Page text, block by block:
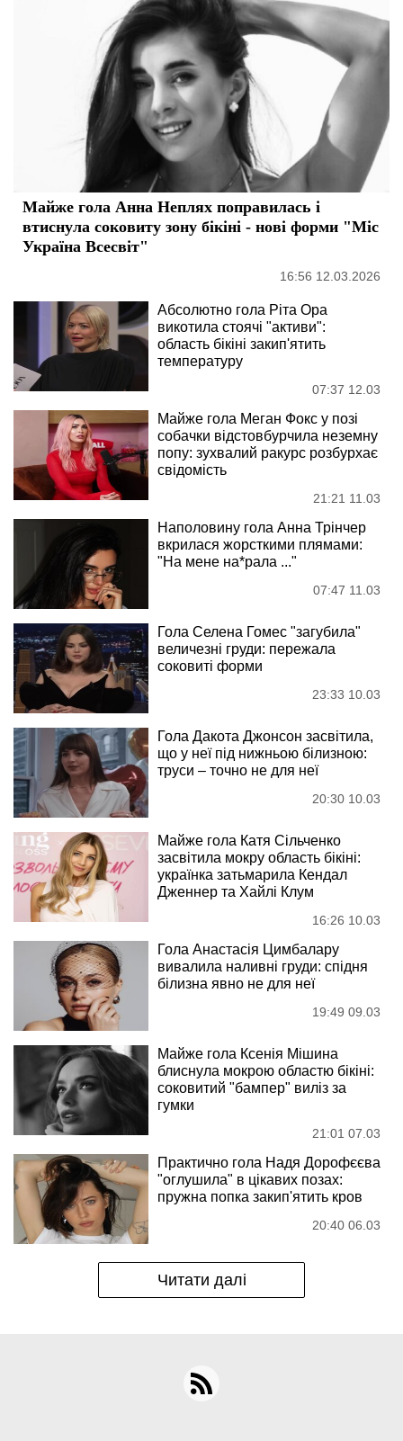
Майже гола Анна Неплях поправилась і
втиснула соковиту зону бікіні - нові форми "Міс
Україна Всесвіт"
16:56 12.03.2026
Абсолютно гола Ріта Ора
викотила стоячі "активи":
область бікіні закип'ятить
температуру
07:37 12.03
Майже гола Меган Фокс у позі
собачки відстовбурчила неземну
попу: зухвалий ракурс розбурхає
свідомість
21:21 11.03
Наполовину гола Анна Трінчер
вкрилася жорсткими плямами:
"На мене на*рала ..."
07:47 11.03
Гола Селена Гомес "загубила"
величезні груди: пережала
соковиті форми
23:33 10.03
Гола Дакота Джонсон засвітила,
що у неї під нижньою білизною:
труси – точно не для неї
20:30 10.03
Майже гола Катя Сільченко
засвітила мокру область бікіні:
українка затьмарила Кендал
Дженнер та Хайлі Клум
16:26 10.03
Гола Анастасія Цимбалару
вивалила наливні груди: спідня
білизна явно не для неї
19:49 09.03
Майже гола Ксенія Мішина
блиснула мокрою областю бікіні:
соковитий "бампер" виліз за
гумки
21:01 07.03
Практично гола Надя Дорофєєва
"оглушила" в цікавих позах:
пружна попка закип'ятить кров
20:40 06.03
Читати далі